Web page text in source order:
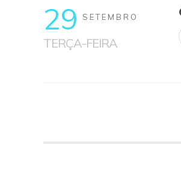
29 SETEMBRO
TERÇA-FEIRA